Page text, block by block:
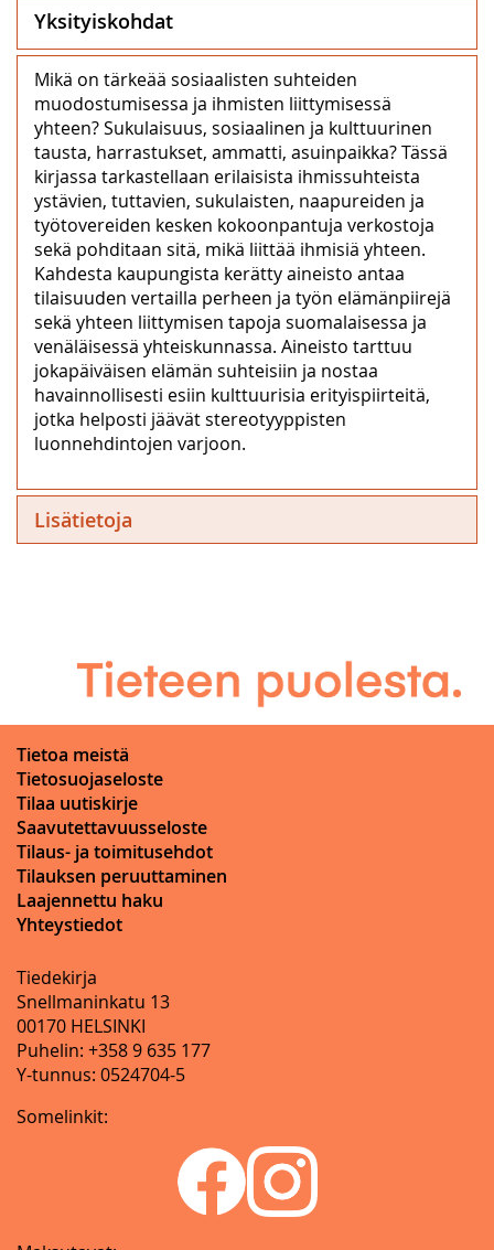
Yksityiskohdat
Mikä on tärkeää sosiaalisten suhteiden
muodostumisessa ja ihmisten liittymisessä
yhteen? Sukulaisuus, sosiaalinen ja kulttuurinen
tausta, harrastukset, ammatti, asuinpaikka? Tässä
kirjassa tarkastellaan erilaisista ihmissuhteista
ystävien, tuttavien, sukulaisten, naapureiden ja
työtovereiden kesken kokoonpantuja verkostoja
sekä pohditaan sitä, mikä liittää ihmisiä yhteen.
Kahdesta kaupungista kerätty aineisto antaa
tilaisuuden vertailla perheen ja työn elämänpiirejä
sekä yhteen liittymisen tapoja suomalaisessa ja
venäläisessä yhteiskunnassa. Aineisto tarttuu
jokapäiväisen elämän suhteisiin ja nostaa
havainnollisesti esiin kulttuurisia erityispiirteitä,
jotka helposti jäävät stereotyyppisten
luonnehdintojen varjoon.
Lisätietoja
Tietoa meistä
Tietosuojaseloste
Tilaa uutiskirje
Saavutettavuusseloste
Tilaus- ja toimitusehdot
Tilauksen peruuttaminen
Laajennettu haku
Yhteystiedot
Tiedekirja
Snellmaninkatu 13
00170 HELSINKI
Puhelin: +358 9 635 177
Y-tunnus: 0524704-5
Somelinkit: